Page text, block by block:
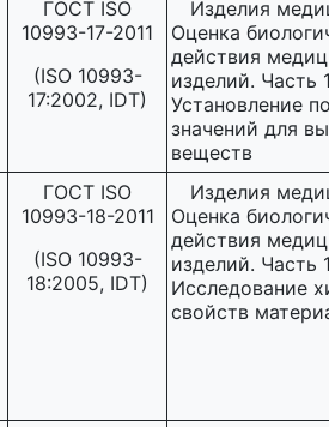
ГОСТ ISO
10993-17-2011
(ISO 10993-
17:2002, IDT)
Изделия
Оценка
действия
изделий. Часть
Установление
значений для
веществ
ГОСТ ISO
10993-18-2011
(ISO 10993-
18:2005, IDT)
Изделия
Оценка
действия
изделий. Часть
Исследование
свойств